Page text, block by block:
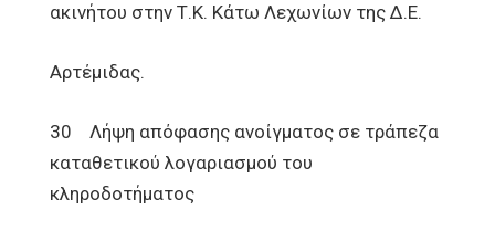
ακινήτου στην Τ.Κ. Κάτω Λεχωνίων της Δ.Ε.
Αρτέμιδας.
30 Λήψη απόφασης ανοίγματος σε τράπεζα
καταθετικού λογαριασμού του
κληροδοτήματος